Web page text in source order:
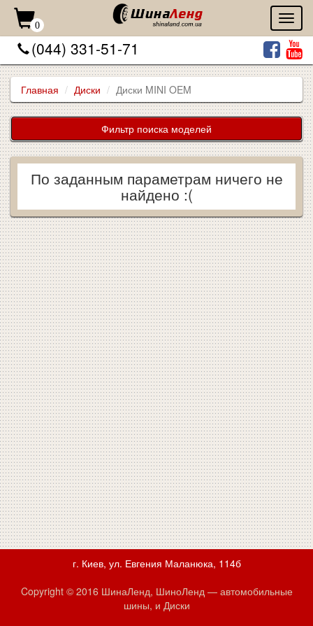
0
(044) 331-51-71
Главная Диски Диски MINI OEM
Фильтр поиска моделей
По заданным параметрам ничего не
найдено :(
г. Киев, ул. Евгения Маланюка, 114б
Copyright © 2016 ШинаЛенд, ШиноЛенд — автомобильные
шины, и Диски